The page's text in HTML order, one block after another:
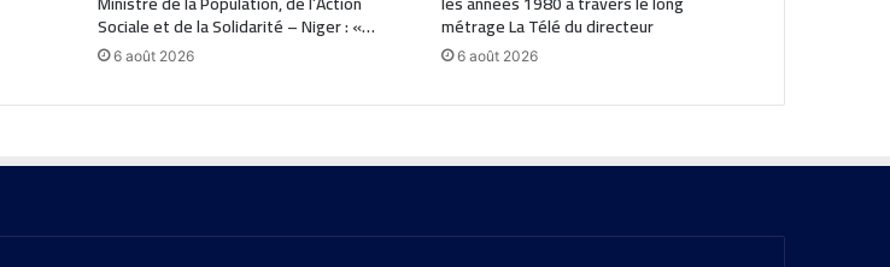
Sociale et de la Solidarité – Niger : «…
6 août 2026
métrage La Télé du directeur
6 août 2026